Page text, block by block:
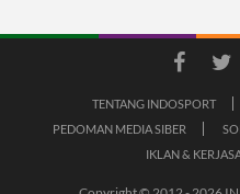
TENTANG INDOSPORT
PEDOMAN MEDIA SIBER
IKLAN &